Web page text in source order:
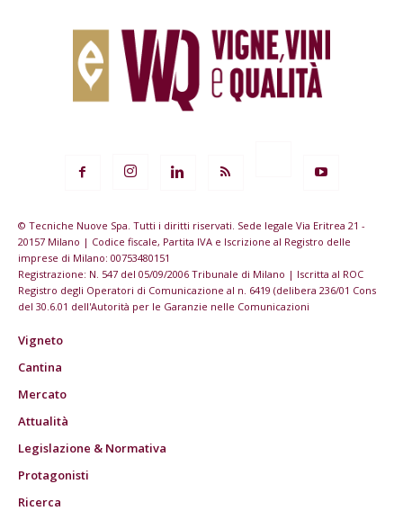
© Tecniche Nuove Spa. Tutti i diritti riservati. Sede legale Via Eritrea 21 -
20157 Milano | Codice fiscale, Partita IVA e Iscrizione al Registro delle
imprese di Milano: 00753480151
Registrazione: N. 547 del 05/09/2006 Tribunale di Milano | Iscritta al ROC
Registro degli Operatori di Comunicazione al n. 6419 (delibera 236/01 Cons
del 30.6.01 dell'Autorità per le Garanzie nelle Comunicazioni
Vigneto
Cantina
Mercato
Attualità
Legislazione & Normativa
Protagonisti
Ricerca